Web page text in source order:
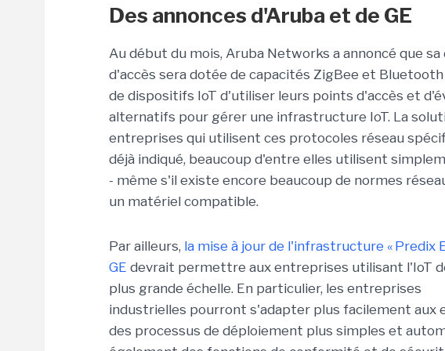
Des annonces d'Aruba et de GE
Au début du mois, Aruba Networks a annoncé que
d'accès sera dotée de capacités ZigBee et Bluetooth
de dispositifs IoT d'utiliser leurs points d'accès et
alternatifs pour gérer une infrastructure IoT. La
entreprises qui utilisent ces protocoles réseau
déjà indiqué, beaucoup d'entre elles utilisent
- même s'il existe encore beaucoup de normes
un matériel compatible.
Par ailleurs, la mise à jour de l'infrastructure « Predix
GE devrait permettre aux entreprises utilisant l'IoT
plus grande échelle. En particulier, les entreprises
industrielles pourront s'adapter plus facilement aux
des processus de déploiement plus simples et